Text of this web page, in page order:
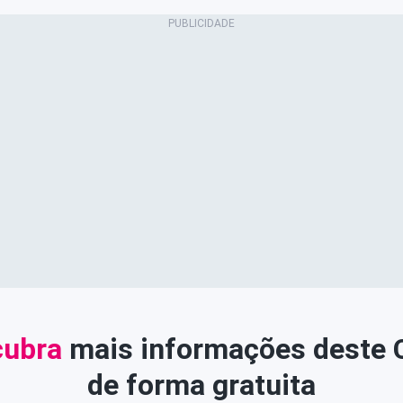
mais informações deste
de forma gratuita